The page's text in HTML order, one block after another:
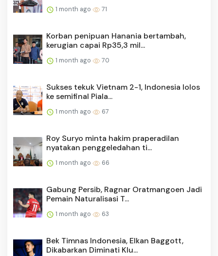
1 month ago 71
Korban penipuan Hanania bertambah,
kerugian capai Rp35,3 mil...
1 month ago 70
Sukses tekuk Vietnam 2-1, Indonesia lolos
ke semifinal Piala...
1 month ago 67
Roy Suryo minta hakim praperadilan
nyatakan penggeledahan ti...
1 month ago 66
Gabung Persib, Ragnar Oratmangoen Jadi
Pemain Naturalisasi T...
1 month ago 63
Bek Timnas Indonesia, Elkan Baggott,
Dikabarkan Diminati Klu...